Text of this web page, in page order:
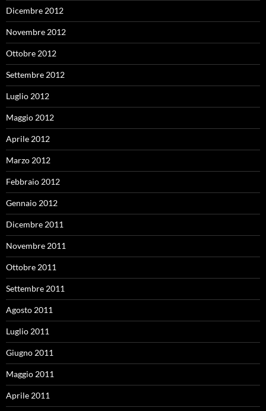
Dicembre 2012
Novembre 2012
Ottobre 2012
Settembre 2012
Luglio 2012
Maggio 2012
Aprile 2012
Marzo 2012
Febbraio 2012
Gennaio 2012
Dicembre 2011
Novembre 2011
Ottobre 2011
Settembre 2011
Agosto 2011
Luglio 2011
Giugno 2011
Maggio 2011
Aprile 2011